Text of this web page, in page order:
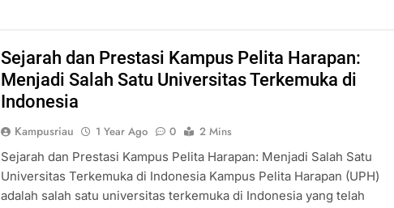
Sejarah dan Prestasi Kampus Pelita Harapan:
Menjadi Salah Satu Universitas Terkemuka di
Indonesia
Kampusriau 1 Year Ago 0
2 Mins
Sejarah dan Prestasi Kampus Pelita Harapan: Menjadi Salah Satu
Universitas Terkemuka di Indonesia Kampus Pelita Harapan (UPH)
adalah salah satu universitas terkemuka di Indonesia yang telah